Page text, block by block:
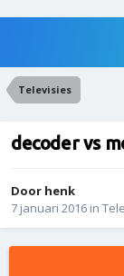
Televisies
decoder vs
Door henk
7 januari 2016 in